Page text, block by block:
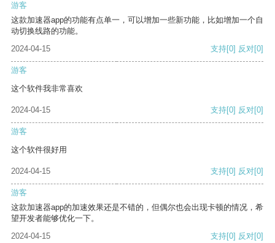
游客
这款加速器app的功能有点单一，可以增加一些新功能，比如增加一个自
动切换线路的功能。
2024-04-15
支持[0] 反对[0]
游客
这个软件我非常喜欢
2024-04-15 支持[0] 反对[0]
游客
这个软件很好用
2024-04-15 支持[0] 反对[0]
游客
这款加速器app的加速效果还是不错的，但偶尔也会出现卡顿的情况，希
望开发者能够优化一下。
2024-04-15
支持[0] 反对[0]